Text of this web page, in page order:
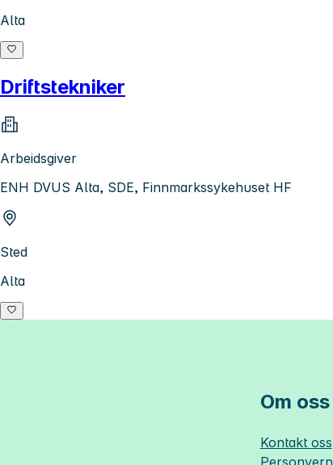
Alta
Driftstekniker
Arbeidsgiver
ENH DVUS Alta, SDE, Finnmarkssykehuset HF
Sted
Alta
Om oss
Kontakt oss
Personvern